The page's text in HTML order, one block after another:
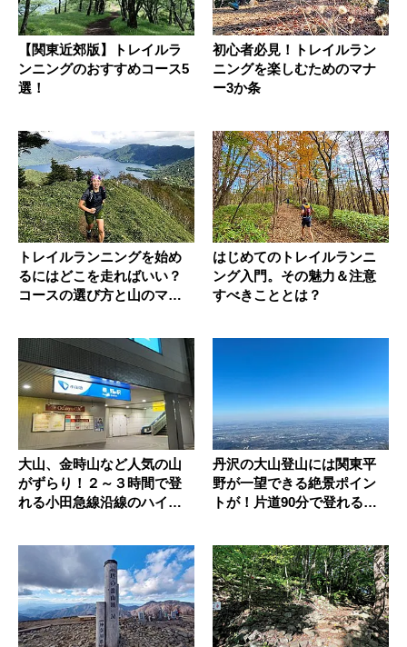
【関東近郊版】トレイルラ
ンニングのおすすめコース5
選！
初心者必見！トレイルラン
ニングを楽しむためのマナ
ー3か条
トレイルランニングを始め
るにはどこを走ればいい？
コースの選び方と山のマナ
はじめてのトレイルランニ
ング入門。その魅力＆注意
すべきこととは？
大山、金時山など人気の山
がずらり！２～３時間で登
れる小田急線沿線のハイキ
丹沢の大山登山には関東平
野が一望できる絶景ポイン
トが！片道90分で登れる初